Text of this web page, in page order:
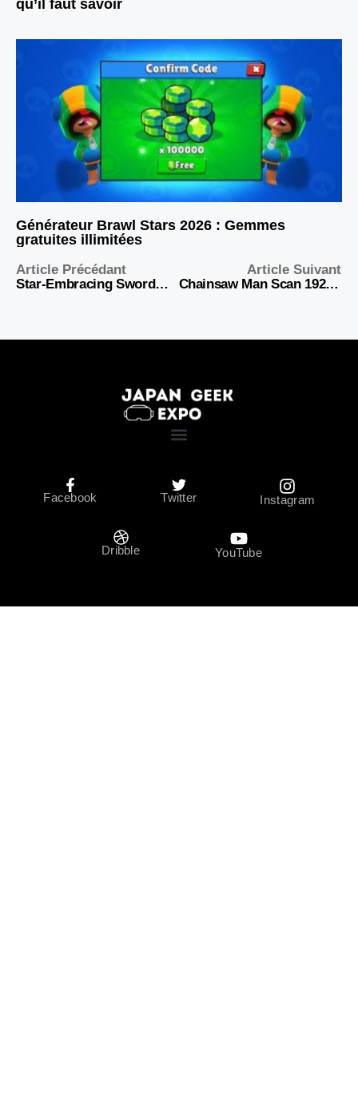
qu’il faut savoir
Générateur Brawl Stars 2026 : Gemmes
gratuites illimitées
Article Précédant
Star-Embracing Swordmaster Scan 92 – Read English Chapter Online
Article Suivant
Chainsaw Man Scan 192 – Chapitre Complet VF en Ligne Gratuit
Facebook Twitter Instagram
Dribble YouTube